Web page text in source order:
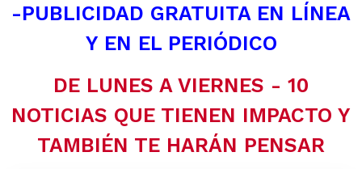
-PUBLICIDAD GRATUITA EN LÍNEA
Y EN EL PERIÓDICO
DE LUNES A VIERNES - 10
NOTICIAS QUE TIENEN IMPACTO Y
TAMBIÉN TE HARÁN PENSAR